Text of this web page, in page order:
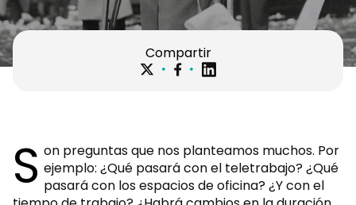
Compartir
S on preguntas que nos planteamos muchos. Por
ejemplo: ¿Qué pasará con el teletrabajo? ¿Qué
pasará con los espacios de oficina? ¿Y con el